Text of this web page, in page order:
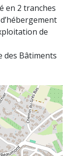
en 2 tranches
de
des Bâtiments